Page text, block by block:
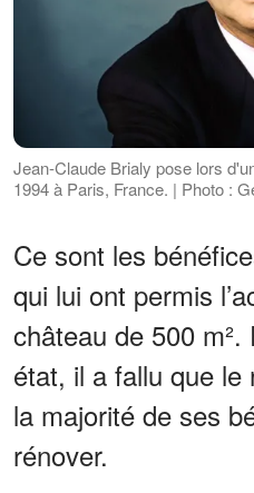
Jean-Claude Brialy pose lors
1994 à Paris, France. | Photo :
Ce sont les
qui lui ont permis
château de 500
état, il a fallu que le
la majorité de ses
rénover.